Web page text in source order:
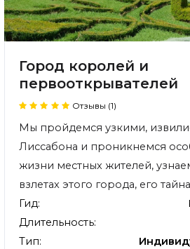
Город королей и
первооткрывателей
Отзывы (1)
Мы пройдемся узкими,
Лиссабона и проникнемся
жизни местных жителей,
взлетах этого города, его
Гид:
Длительность:
Тип: